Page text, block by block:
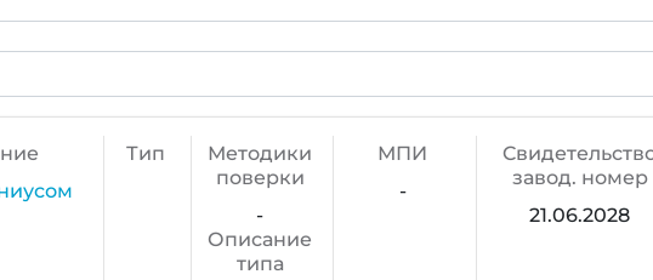
Тип
Методики
поверки
-
Описание
типа
МПИ
-
завод. номер
21.06.2028